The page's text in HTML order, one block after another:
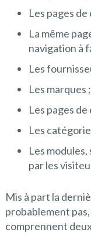
Les pages
La même
navigation à
Les
Les marques ;
Les pages
Les
Les modules,
par les
Mis à part la
probablement
comprennent